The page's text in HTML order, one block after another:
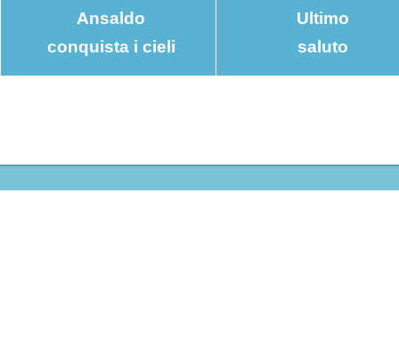
Ansaldo
conquista i cieli
Ultimo
saluto